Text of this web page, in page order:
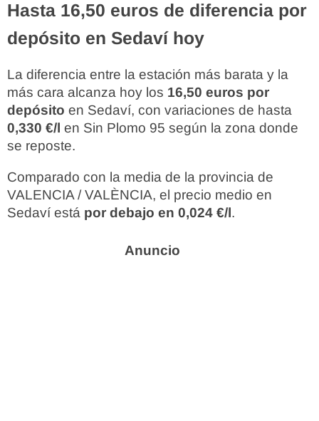
Hasta 16,50 euros de diferencia por
depósito en Sedaví hoy
La diferencia entre la estación más barata y la
más cara alcanza hoy los 16,50 euros por
depósito en Sedaví, con variaciones de hasta
0,330 €/l en Sin Plomo 95 según la zona donde
se reposte.
Comparado con la media de la provincia de
VALENCIA / VALÈNCIA, el precio medio en
Sedaví está por debajo en 0,024 €/l.